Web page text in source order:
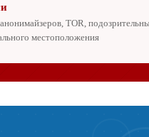
TOR,
местоположения